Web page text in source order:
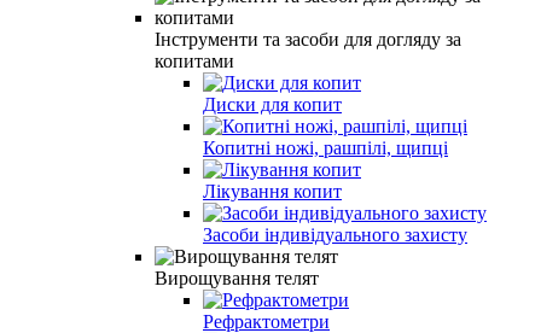
Інструменти та засоби для догляду за
копитами
Диски для копит
Копитні ножі, рашпілі, щипці
Лікування копит
Засоби індивідуального захисту
Вирощування телят
Рефрактометри